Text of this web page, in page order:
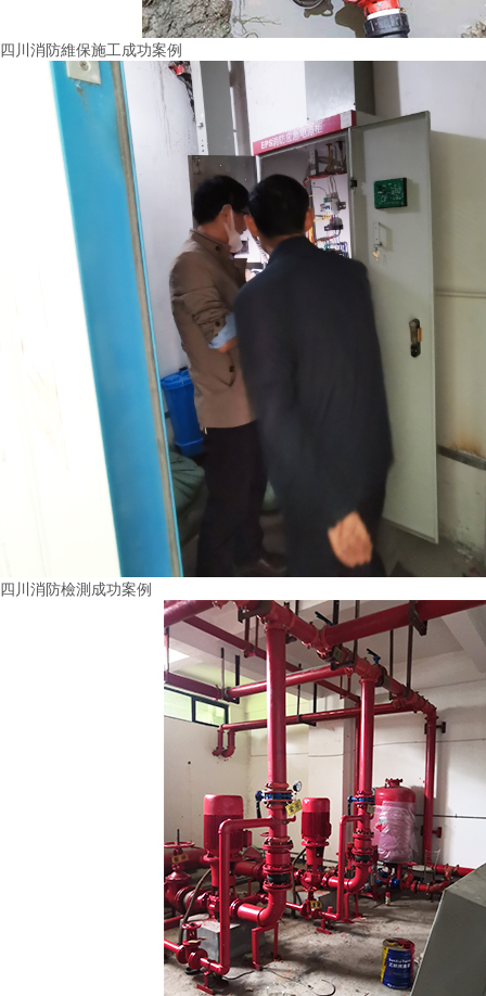
四川消防維保施工成功案例
四川消防檢測成功案例